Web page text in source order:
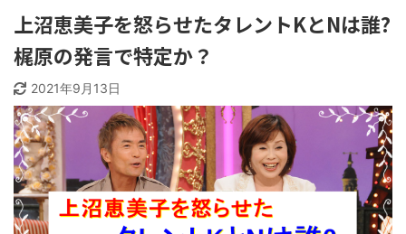
上沼恵美子を怒らせたタレントKとNは誰?
梶原の発言で特定か？
2021年9月13日